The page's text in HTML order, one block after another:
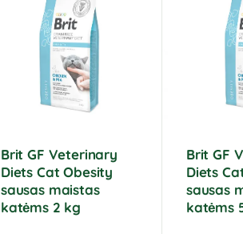
Brit GF Veterinary
Diets Cat Obesity
sausas maistas
katėms 2 kg
Brit GF
Diets
sausas
katėms